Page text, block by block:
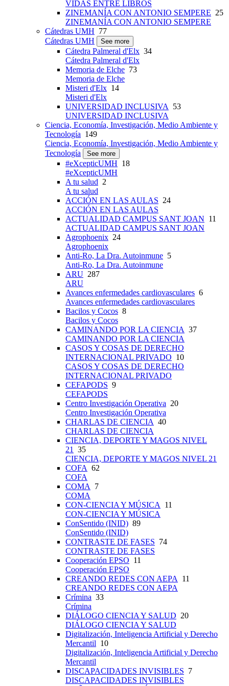
VIDAS ENTRE LIBROS
ZINEMANÍA CON ANTONIO SEMPERE 25
ZINEMANÍA CON ANTONIO SEMPERE
Cátedras UMH 77
Cátedras UMH
See more
Cátedra Palmeral d'Elx 34
Cátedra Palmeral d'Elx
Memoria de Elche 73
Memoria de Elche
Misteri d'Elx 14
Misteri d'Elx
UNIVERSIDAD INCLUSIVA
53
UNIVERSIDAD INCLUSIVA
Ciencia, Economía, Investigación, Medio Ambiente y
Tecnología 149
Ciencia, Economía, Investigación, Medio Ambiente y
Tecnología
See more
#eXcepticUMH 18
#eXcepticUMH
A tu salud 2
A tu salud
ACCIÓN EN LAS AULAS 24
ACCIÓN EN LAS AULAS
ACTUALIDAD CAMPUS SANT JOAN 11
ACTUALIDAD CAMPUS SANT JOAN
Agrophoenix 24
Agrophoenix
Anti-Ro, La Dra. Autoinmune 5
Anti-Ro, La Dra. Autoinmune
ARU 287
ARU
Avances enfermedades cardiovasculares 6
Avances enfermedades cardiovasculares
Bacilos y Cocos 8
Bacilos y Cocos
CAMINANDO POR LA CIENCIA 37
CAMINANDO POR LA CIENCIA
CASOS Y COSAS DE DERECHO
INTERNACIONAL PRIVADO 10
CASOS Y COSAS DE DERECHO
INTERNACIONAL PRIVADO
CEFAPODS 9
CEFAPODS
Centro Investigación Operativa 20
Centro Investigación Operativa
CHARLAS DE CIENCIA 40
CHARLAS DE CIENCIA
CIENCIA, DEPORTE Y MAGOS NIVEL
21
35
CIENCIA, DEPORTE Y MAGOS NIVEL 21
COFA 62
COFA
COMA
7
COMA
CON-CIENCIA Y MÚSICA
11
CON-CIENCIA Y MÚSICA
ConSentido (INID) 89
ConSentido (INID)
CONTRASTE DE FASES 74
CONTRASTE DE FASES
Cooperación EPSO 11
Cooperación EPSO
CREANDO REDES CON AEPA
11
CREANDO REDES CON AEPA
Crímina 33
Crímina
DIÁLOGO CIENCIA Y SALUD 20
DIÁLOGO CIENCIA Y SALUD
Digitalización, Inteligencia Artificial y Derecho
Mercantil 10
Digitalización, Inteligencia Artificial y Derecho
Mercantil
DISCAPACIDADES INVISIBLES 7
DISCAPACIDADES INVISIBLES